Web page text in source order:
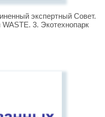
экспертный Совет.
3. Экотехнопарк